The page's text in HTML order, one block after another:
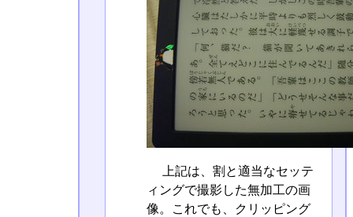
上記は、割と適当なセッテ
ィングで撮影した無加工の画
像。これでも、クリッピング